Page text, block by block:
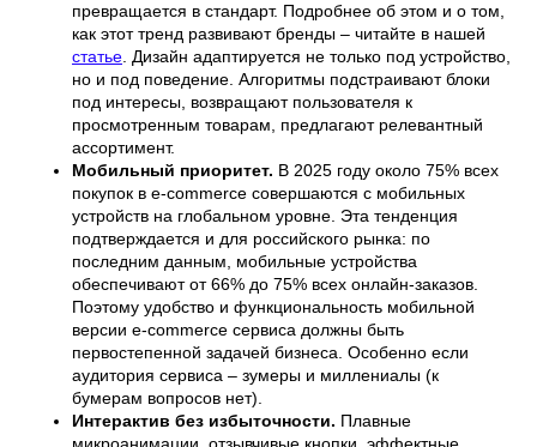
превращается в стандарт. Подробнее об этом и о том,
как этот тренд развивают бренды – читайте в нашей
статье. Дизайн адаптируется не только под устройство,
но и под поведение. Алгоритмы подстраивают блоки
под интересы, возвращают пользователя к
просмотренным товарам, предлагают релевантный
ассортимент.
Мобильный приоритет. В 2025 году около 75% всех
покупок в e-commerce совершаются с мобильных
устройств на глобальном уровне. Эта тенденция
подтверждается и для российского рынка: по
последним данным, мобильные устройства
обеспечивают от 66% до 75% всех онлайн-заказов.
Поэтому удобство и функциональность мобильной
версии e-commerce сервиса должны быть
первостепенной задачей бизнеса. Особенно если
аудитория сервиса – зумеры и миллениалы (к
бумерам вопросов нет).
Интерактив без избыточности. Плавные